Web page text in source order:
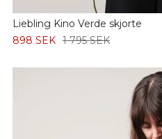
Liebling Kino Verde skjorte
898 SEK 1 795 SEK